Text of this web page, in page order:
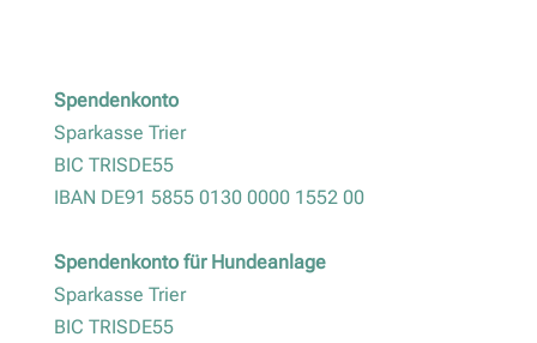
Spendenkonto
Sparkasse Trier
BIC TRISDE55
IBAN DE91 5855 0130 0000 1552 00
Spendenkonto für Hundeanlage
Sparkasse Trier
BIC TRISDE55